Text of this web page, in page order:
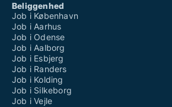
Beliggenhed
Job i København
Job i Aarhus
Job i Odense
Job i Aalborg
Job i Esbjerg
Job i Randers
Job i Kolding
Job i Silkeborg
Job i Vejle